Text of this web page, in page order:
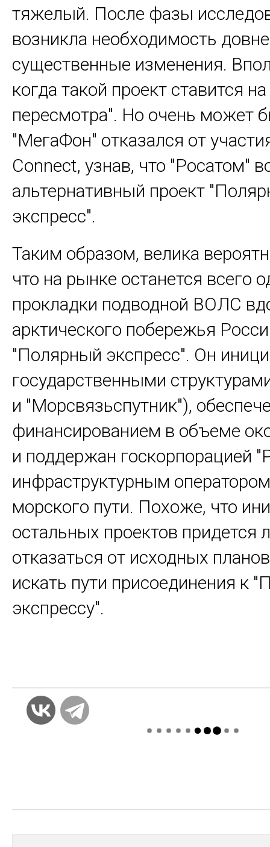
тяжелый. После фазы
возникла необходимость
существенные изменения.
когда такой проект ставится
пересмотра". Но очень может
"МегаФон" отказался от
Connect, узнав, что "Росатом"
альтернативный проект
экспресс".
Таким образом, велика
что на рынке останется всего
прокладки подводной ВОЛС
арктического побережья
"Полярный экспресс". Он
государственными
и "Морсвязьспутник"),
финансированием в объеме
и поддержан госкорпорацией
инфраструктурным
морского пути. Похоже, что
остальных проектов придется
отказаться от исходных
искать пути присоединения к
экспрессу".